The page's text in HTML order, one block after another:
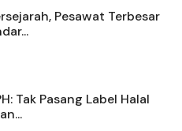
Pesawat Terbesar
Tak Pasang Label Halal